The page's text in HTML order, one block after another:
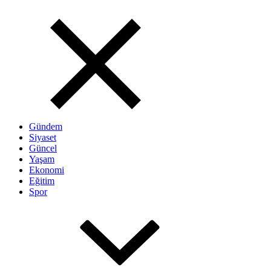
Gündem
Siyaset
Güncel
Yaşam
Ekonomi
Eğitim
Spor